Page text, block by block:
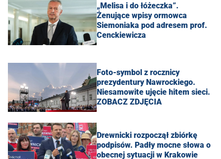
„Melisa i do łóżeczka”.
Żenujące wpisy ormowca
Siemoniaka pod adresem prof.
Cenckiewicza
Foto-symbol z rocznicy
prezydentury Nawrockiego.
Niesamowite ujęcie hitem sieci.
ZOBACZ ZDJĘCIA
Drewnicki rozpoczął zbiórkę
podpisów. Padły mocne słowa o
obecnej sytuacji w Krakowie